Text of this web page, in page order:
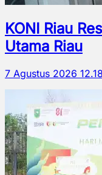
KONI Riau
Utama Riau
7 Agustus 2026 12.18